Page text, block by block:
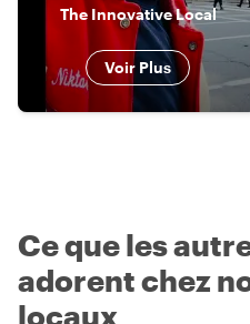
The Innovative Local
Voir Plus
Ce que les
adorent chez
locaux